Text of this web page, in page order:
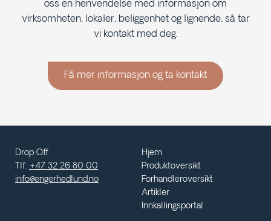
oss en henvendelse med informasjon om
virksomheten, lokaler, beliggenhet og lignende, så tar
vi kontakt med deg.
Få mer informasjon og ta kontakt
Drop Off
Tlf. +47 32 26 80 00
info@engerhedlund.no
Hjem
Produktoversikt
Forhandleroversikt
Artikler
Innkallingsportal